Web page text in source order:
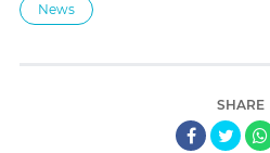
News
SHARE